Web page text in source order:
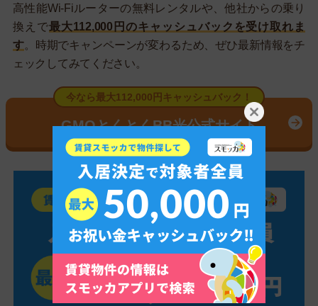
高性能Wi-Fiルーターの無料レンタルや、他社からの乗り
換えで最大112,000円のキャッシュバックを受け取れま
す。時期でキャンペーンが変わるため、ぜひ最新情報をチ
ェックしてみてください。
今なら最大112,000円キャッシュバック！
GMOとくとくBB光公式サイト